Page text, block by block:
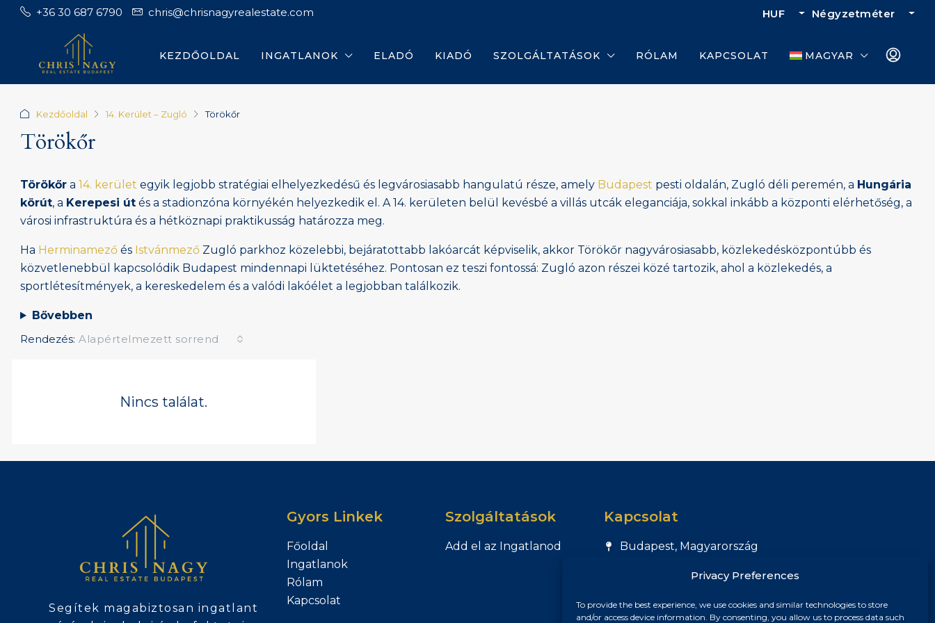
Privacy Preferences
To provide the best experience, we use cookies and similar technologies to store
and/or access device information. By consenting, you allow us to process data such
+36 30 687 6790 chris@chrisnagyrealestate.com HUF Négyzetméter
KEZDŐOLDAL INGATLANOK ELADÓ KIADÓ SZOLGÁLTATÁSOK RÓLAM KAPCSOLAT MAGYAR
Kezdőoldal 14. Kerület – Zugló Törökőr
Törökőr
Törökőr a 14. kerület egyik legjobb stratégiai elhelyezkedésű és legvárosiasabb hangulatú része, amely Budapest pesti oldalán, Zugló déli peremén, a Hungária
körút, a Kerepesi út és a stadionzóna környékén helyezkedik el. A 14. kerületen belül kevésbé a villás utcák eleganciája, sokkal inkább a központi elérhetőség, a
városi infrastruktúra és a hétköznapi praktikusság határozza meg.
Ha Herminamező és Istvánmező Zugló parkhoz közelebbi, bejáratottabb lakóarcát képviselik, akkor Törökőr nagyvárosiasabb, közlekedésközpontúbb és
közvetlenebbül kapcsolódik Budapest mindennapi lüktetéséhez. Pontosan ez teszi fontossá: Zugló azon részei közé tartozik, ahol a közlekedés, a
sportlétesítmények, a kereskedelem és a valódi lakóélet a legjobban találkozik.
Bővebben
Rendezés: Alapértelmezett sorrend
Nincs találat.
Segítek magabiztosan ingatlant
Gyors Linkek
Főoldal
Ingatlanok
Rólam
Kapcsolat
Szolgáltatások
Add el az Ingatlanod
Kapcsolat
Budapest, Magyarország
chris@chrisnagyrealestate.com